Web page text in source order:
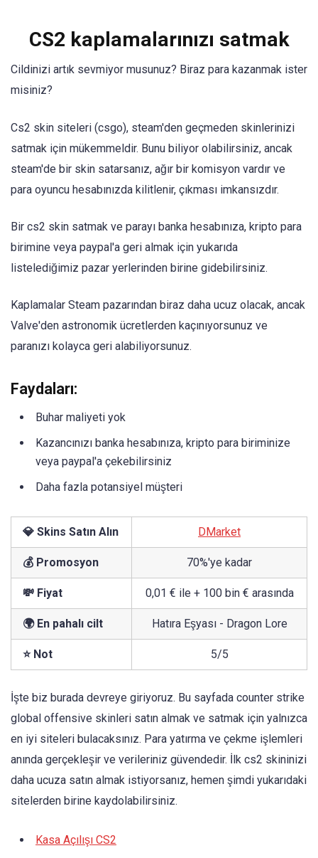
CS2 kaplamalarınızı satmak
Cildinizi artık sevmiyor musunuz? Biraz para kazanmak ister
misiniz?
Cs2 skin siteleri (csgo), steam'den geçmeden skinlerinizi
satmak için mükemmeldir. Bunu biliyor olabilirsiniz, ancak
steam'de bir skin satarsanız, ağır bir komisyon vardır ve
para oyuncu hesabınızda kilitlenir, çıkması imkansızdır.
Bir cs2 skin satmak ve parayı banka hesabınıza, kripto para
birimine veya paypal'a geri almak için yukarıda
listelediğimiz pazar yerlerinden birine gidebilirsiniz.
Kaplamalar Steam pazarından biraz daha ucuz olacak, ancak
Valve'den astronomik ücretlerden kaçınıyorsunuz ve
paranızı kolayca geri alabiliyorsunuz.
Faydaları:
Buhar maliyeti yok
Kazancınızı banka hesabınıza, kripto para biriminize
veya paypal'a çekebilirsiniz
Daha fazla potansiyel müşteri
💎 Skins Satın Alın DMarket
💰 Promosyon 70%'ye kadar
💸 Fiyat 0,01 € ile + 100 bin € arasında
🌍 En pahalı cilt Hatıra Eşyası - Dragon Lore
⭐ Not 5/5
İşte biz burada devreye giriyoruz. Bu sayfada counter strike
global offensive skinleri satın almak ve satmak için yalnızca
en iyi siteleri bulacaksınız. Para yatırma ve çekme işlemleri
anında gerçekleşir ve verileriniz güvendedir. İlk cs2 skininizi
daha ucuza satın almak istiyorsanız, hemen şimdi yukarıdaki
sitelerden birine kaydolabilirsiniz.
Kasa Açılışı CS2